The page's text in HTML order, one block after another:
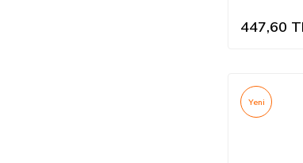
447,60
Yeni